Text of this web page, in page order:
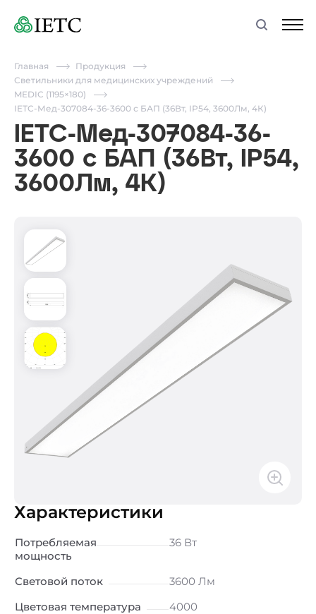
Главная
Продукция
Светильники для медицинских учреждений
MEDIC (1195×180)
IETC-Мед-307084-36-3600 с БАП (36Вт, IP54, 3600Лм, 4К)
IETC-Мед-307084-36-
3600 с БАП (36Вт, IP54,
3600Лм, 4К)
Характеристики
Потребляемая
мощность
36 Вт
Световой поток
3600 Лм
Цветовая температура
4000